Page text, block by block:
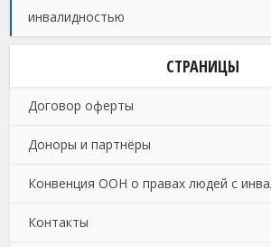
инвалидностью
СТРАНИЦЫ
Договор оферты
Доноры и партнёры
Конвенция ООН о правах людей с
Контакты